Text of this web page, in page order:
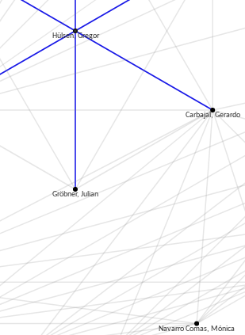
Hülsen, Gregor
Carbajal, Gerardo
Gröbner, Julian
Navarro Comas, Mónica